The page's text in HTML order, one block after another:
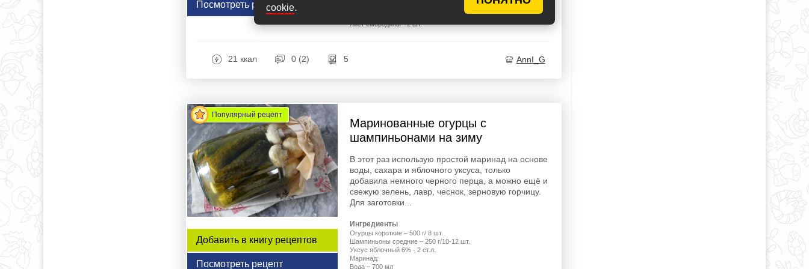
cookie.
Посмотреть рецепт
Лист смородины - 2 шт.
21 ккал 0 (2) 5 AnnI_G
Популярный рецепт
Добавить в книгу рецептов
Посмотреть рецепт
Маринованные огурцы с
шампиньонами на зиму
В этот раз использую простой маринад на основе
воды, сахара и яблочного уксуса, только
добавила немного черного перца, а можно ещё и
свежую зелень, лавр, чеснок, зерновую горчицу.
Для заготовки...
Ингредиенты
Огурцы короткие – 500 г/ 8 шт.
Шампиньоны средние – 250 г/10-12 шт.
Уксус яблочный 6% - 2 ст.л.
Маринад:
Вода – 700 мл